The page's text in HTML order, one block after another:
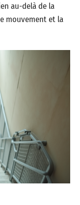
au-delà de la
mouvement et la